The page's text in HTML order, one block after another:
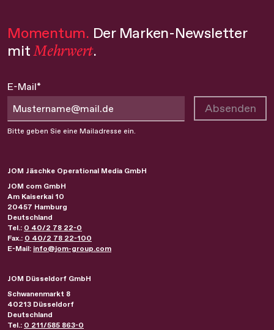
Momentum. Der Marken-Newsletter
mitMehrwert.
E-Mail*
Absenden
Bitte geben Sie eine Mailadresse ein.
JOM Jäschke Operational Media GmbH
JOM com GmbH
Am Kaiserkai 10
20457 Hamburg
Deutschland
Tel.: 0 40/2 78 22-0
Fax.: 0 40/2 78 22-100
E-Mail: info@jom-group.com
JOM Düsseldorf GmbH
Schwanenmarkt 8
40213 Düsseldorf
Deutschland
Tel.: 0 211/585 863-0